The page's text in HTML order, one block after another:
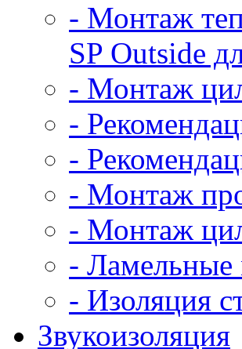
- Монтаж
SP Outside
- Монтаж
-
-
- Монтаж
- Монтаж
-
- Изоляция
Звукоизоляция